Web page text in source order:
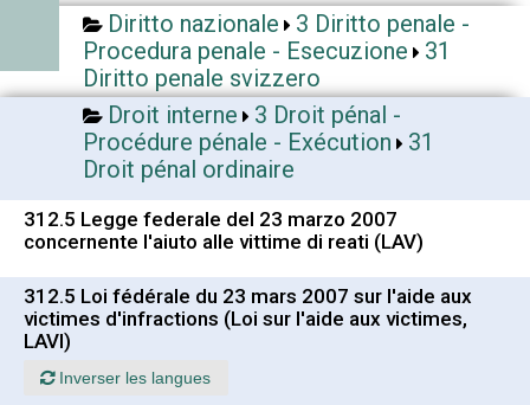
Diritto nazionale
3 Diritto penale -
Procedura penale - Esecuzione
31
Diritto penale svizzero
Droit interne
3 Droit pénal -
Procédure pénale - Exécution
31
Droit pénal ordinaire
312.5 Legge federale del 23 marzo 2007
concernente l'aiuto alle vittime di reati (LAV)
312.5 Loi fédérale du 23 mars 2007 sur l'aide aux
victimes d'infractions (Loi sur l'aide aux victimes,
LAVI)
Inverser les langues